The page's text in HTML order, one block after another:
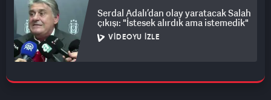
Serdal Adalı’dan olay yaratacak Salah
çıkışı: "İstesek alırdık ama istemedik"
VIDEOYU İZLE